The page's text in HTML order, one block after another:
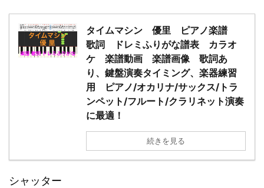
タイムマシン 優里 ピアノ楽譜
歌詞 ドレミふりがな譜表 カラオ
ケ 楽譜動画 楽譜画像 歌詞あ
り、鍵盤演奏タイミング、楽器練習
用 ピアノ/オカリナ/サックス/トラ
ンペット/フルート/クラリネット演奏
に最適！
続きを見る
シャッター